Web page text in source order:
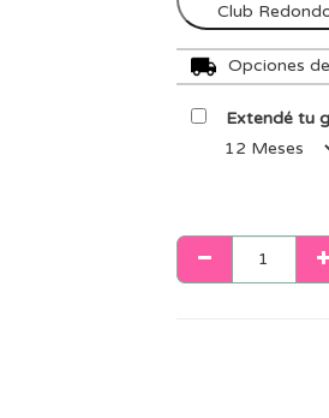
Club
Opciones
Extendé tu